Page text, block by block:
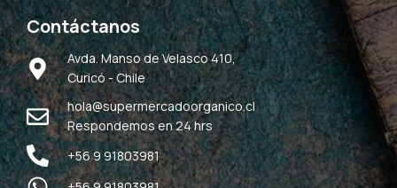
Contáctanos
Avda. Manso de Velasco 410,
Curicó - Chile
hola@supermercadoorganico.cl
Respondemos en 24 hrs
+56 9 91803981